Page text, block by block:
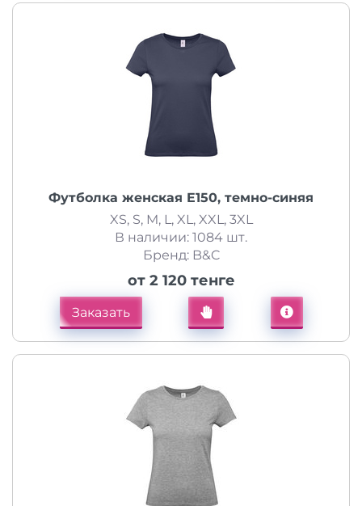
Футболка женская E150, темно-синяя
XS, S, M, L, XL, XXL, 3XL
В наличии: 1084 шт.
Бренд: B&C
от 2 120 тенге
Заказать